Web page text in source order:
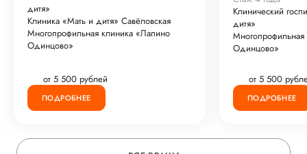
дитя»
Клиника «Мать и дитя» Савёловская
Многопрофильная клиника «Лапино
Одинцово»
от 5 500 рублей
ПОДРОБНЕЕ
Клинический
дитя»
Одинцово»
от 5 500
ПОДРОБНЕЕ